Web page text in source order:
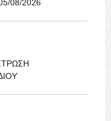
08/2026